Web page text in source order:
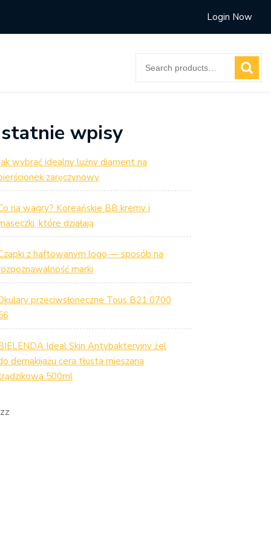
Login Now
for:
wpisy
wybrać idealny luźny diament na
zaręczynowy
na wagry? Koreańskie BB kremy i
które działają
z haftowanym logo — sposób na
marki
przeciwsłoneczne Tous B21 0700
Ideal Skin Antybakteryjny żel
demakijażu cera tłusta mieszana
500ml